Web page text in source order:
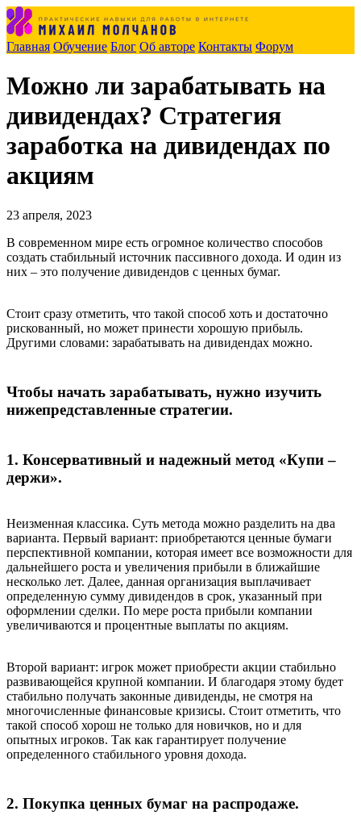
Главная Обучение Блог Об авторе Контакты Форум
Можно ли зарабатывать на
дивидендах? Стратегия
заработка на дивидендах по
акциям
23 апреля, 2023
В современном мире есть огромное количество способов
создать стабильный источник пассивного дохода. И один из
них – это получение дивидендов с ценных бумаг.
Стоит сразу отметить, что такой способ хоть и достаточно
рискованный, но может принести хорошую прибыль.
Другими словами: зарабатывать на дивидендах можно.
Чтобы начать зарабатывать, нужно изучить
нижепредставленные стратегии.
1. Консервативный и надежный метод «Купи –
держи».
Неизменная классика. Суть метода можно разделить на два
варианта. Первый вариант: приобретаются ценные бумаги
перспективной компании, которая имеет все возможности для
дальнейшего роста и увеличения прибыли в ближайшие
несколько лет. Далее, данная организация выплачивает
определенную сумму дивидендов в срок, указанный при
оформлении сделки. По мере роста прибыли компании
увеличиваются и процентные выплаты по акциям.
Второй вариант: игрок может приобрести акции стабильно
развивающейся крупной компании. И благодаря этому будет
стабильно получать законные дивиденды, не смотря на
многочисленные финансовые кризисы. Стоит отметить, что
такой способ хорош не только для новичков, но и для
опытных игроков. Так как гарантирует получение
определенного стабильного уровня дохода.
2. Покупка ценных бумаг на распродаже.